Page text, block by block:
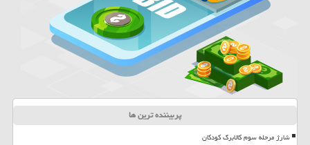
پربیننده ترین ها
شارژ مرحله سوم کالابرگ کودکان